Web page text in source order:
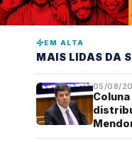
EM ALTA
MAIS LIDAS DA
05/08/